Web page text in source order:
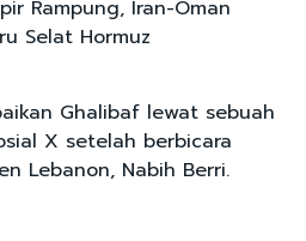
Rampung, Iran-Oman
Selat Hormuz
Ghalibaf lewat sebuah
X setelah berbicara
Lebanon, Nabih Berri.